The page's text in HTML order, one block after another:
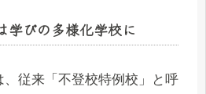
学びの多様化学校に
、従来「不登校特例校」と呼